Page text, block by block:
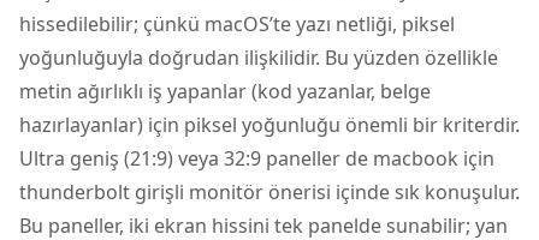
hissedilebilir; çünkü macOS’te yazı netliği, piksel
yoğunluğuyla doğrudan ilişkilidir. Bu yüzden özellikle
metin ağırlıklı iş yapanlar (kod yazanlar, belge
hazırlayanlar) için piksel yoğunluğu önemli bir kriterdir.
Ultra geniş (21:9) veya 32:9 paneller de macbook için
thunderbolt girişli monitör önerisi içinde sık konuşulur.
Bu paneller, iki ekran hissini tek panelde sunabilir; yan